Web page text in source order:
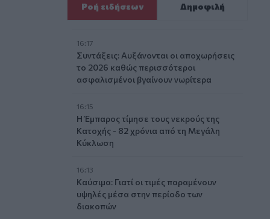
Ροή ειδήσεων Δημοφιλή
16:17
Συντάξεις: Αυξάνονται οι αποχωρήσεις
το 2026 καθώς περισσότεροι
ασφαλισμένοι βγαίνουν νωρίτερα
16:15
Η Έμπαρος τίμησε τους νεκρούς της
Κατοχής - 82 χρόνια από τη Μεγάλη
Κύκλωση
16:13
Καύσιμα: Γιατί οι τιμές παραμένουν
υψηλές μέσα στην περίοδο των
διακοπών